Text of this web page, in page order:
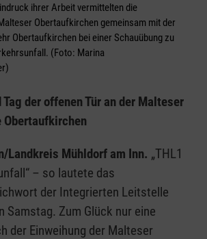
ihrer Arbeit vermittelten die
Obertaufkirchen gemeinsam mit der
Obertaufkirchen bei einer Schauübung zu
(Foto: Marina
Tag der offenen Tür an der Malteser
Obertaufkirchen
Landkreis Mühldorf am Inn. „THL1
– so lautete das
der Integrierten Leitstelle
Samstag. Zum Glück nur eine
der Einweihung der Malteser